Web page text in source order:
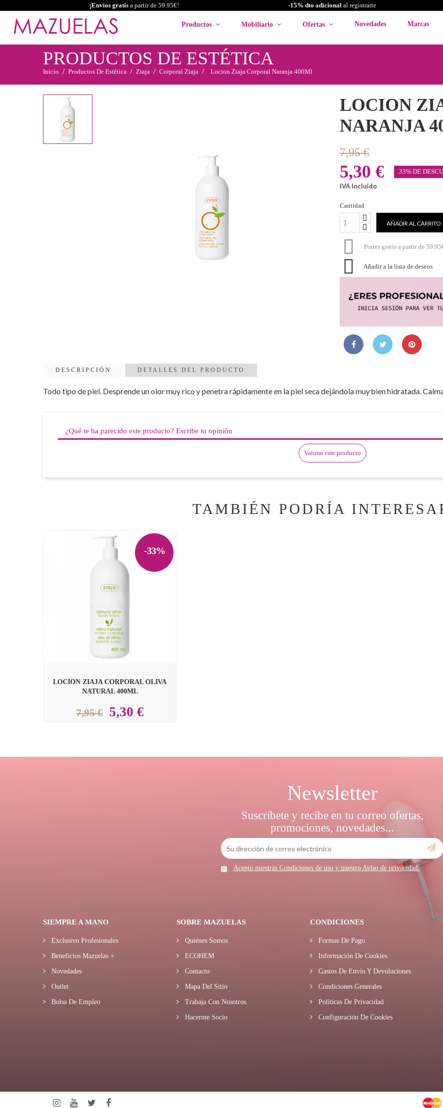
¡Envíos gratisa partir de 59.95€! -15% dto adicionalal registrarte
Productos Mobiliario Ofertas Novedades Marcas
PRODUCTOS DE ESTÉTICA
Inicio Productos De Estética Ziaja Corporal Ziaja Locion Ziaja Corporal Naranja 400Ml
LOCION
NARANJA
7,95 €
5,30 € 33% DE
IVA Incluido
Cantidad
AÑADIR AL CARRITO
 Portes gratis a partir de
 Añadir a la lista de deseos
DESCRIPCIÓN DETALLES DEL PRODUCTO
Todo tipo de piel. Desprende un olor muy rico y penetra rápidamente en la piel seca dejándola muy bien hidratada.
¿Qué te ha parecido este producto? Escribe tu opinión
Valorar este producto
TAMBIÉN PODRÍA
-33%
LOCION ZIAJA CORPORAL OLIVA
NATURAL 400ML
7,95 € 5,30 €
Newsletter
Suscríbete y recibe en tu correo ofertas,
promociones, novedades...
Acepto nuestras Condiciones de uso y nuestro Aviso de privacidad.
SIEMPRE A MANO
Exclusivo Profesionales
Beneficios Mazuelas +
Novedades
Outlet
Bolsa De Empleo
SOBRE MAZUELAS
Quiénes Somos
ECOHEM
Contacto
Mapa Del Sitio
Trabaja Con Nosotros
Hacerme Socio
CONDICIONES
Formas De Pago
Información De Cookies
Gastos De Envío Y Devoluciones
Condiciones Generales
Políticas De Privacidad
Configuración De Cookies